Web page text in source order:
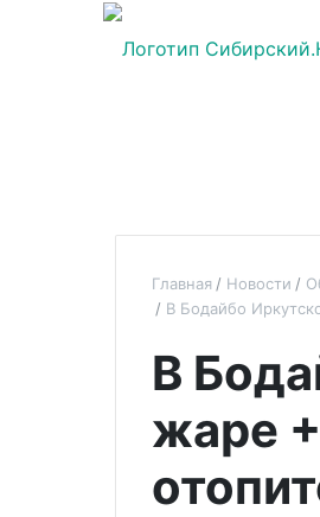
Главная Новости
В Бодайбо
В
жаре